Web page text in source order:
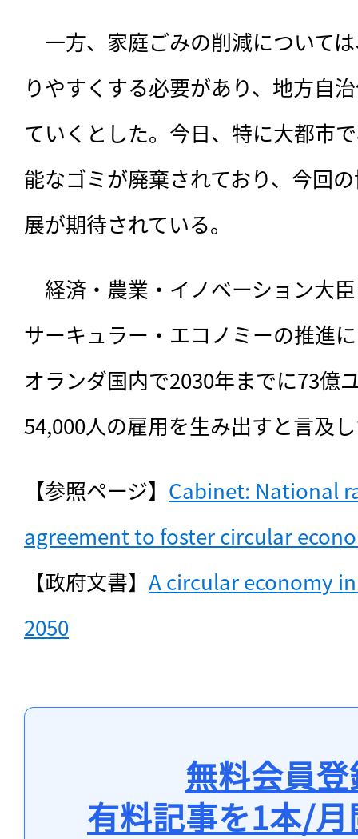
一方、家庭ごみの削減について
りやすくする必要があり、地方自
ていくとした。今日、特に大都市
能なゴミが廃棄されており、今回
展が期待されている。
経済・農業・イノベーション大
サーキュラー・エコノミーの推進
オランダ国内で2030年までに73億
54,000人の雇用を生み出すと言及
【参照ページ】 Cabinet: National
agreement to foster circular
【政府文書】 A circular economy
2050
無料会員
有料記事を1本/